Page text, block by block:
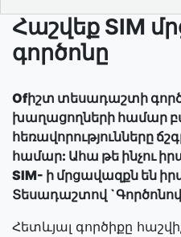
Հաշվեք SIM
գործոնը
Ofիշտ տեսադաշտի
խաղացողների համար
հեռավորությունները
համար: Ահա թե ինչու
SIM- ի մրցավազքն են
Տեսադաշտով
Հետևյալ գործիքը